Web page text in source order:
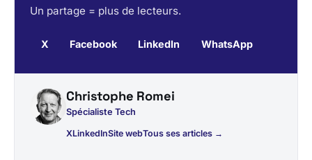
Un partage = plus de lecteurs.
X Facebook LinkedIn WhatsApp
Christophe Romei
Spécialiste Tech
XLinkedInSite webTous ses articles →